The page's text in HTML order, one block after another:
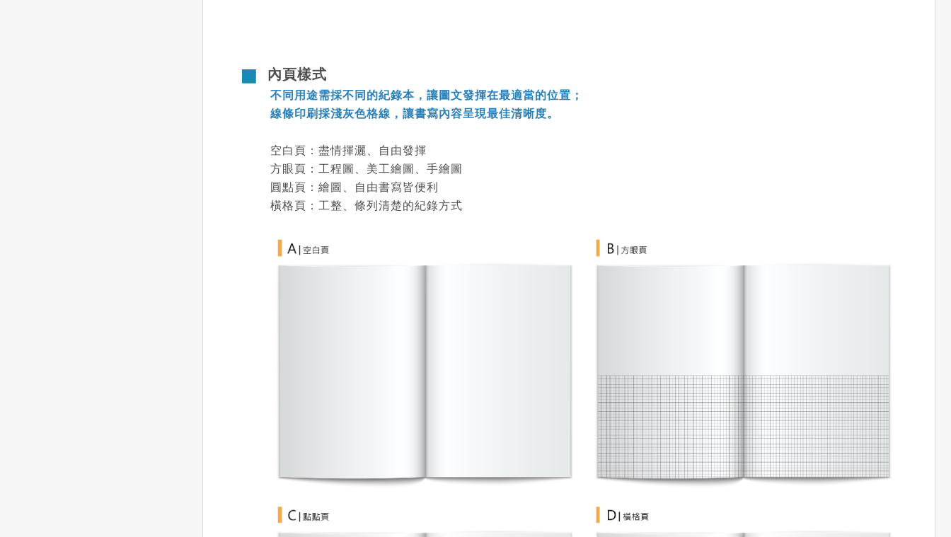
內頁樣式
不同用途需採不同的紀錄本，讓圖文發揮在最適當的位置；
線條印刷採淺灰色格線，讓書寫內容呈現最佳清晰度。
空白頁：盡情揮灑、自由發揮
方眼頁：工程圖、美工繪圖、手繪圖
圓點頁：繪圖、自由書寫皆便利
橫格頁：工整、條列清楚的紀錄方式